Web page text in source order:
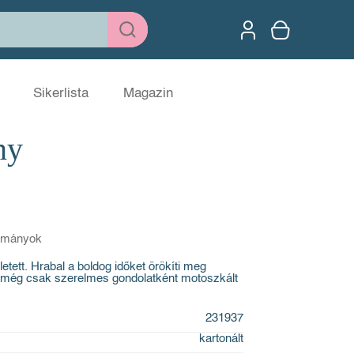
Sikerlista Magazin
Hrabal a boldog időket örökíti meg
csak szerelmes gondolatként motoszkált
231937
kartonált